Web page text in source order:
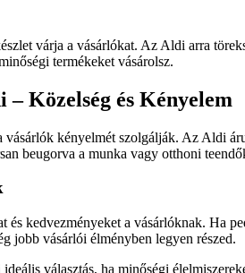
várja a vásárlókat. Az Aldi arra
termékeket vásárolsz.
Közelség és Kényelem
kényelmét szolgálják. Az Aldi
beugorva a munka vagy otthoni
kedvezményeket a vásárlóknak. Ha
jobb vásárlói élményben legyen részed.
választás, ha minőségi